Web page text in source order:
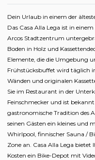
Dein Urlaub in einem der
Das Casa Alla Lega ist in
Arcos Stadtzentrum
Boden in Holz und
Elemente, die die Umgebung
Frühstücksbuffet wird täglich
Wänden und originalen
Sie im Restaurant in der
Feinschmecker und ist bekannt
gastronomische Tradition des
seinen Gästen ein kleines und
Whirlpool, finnischer Sauna /
Zone an. Casa Alla Lega
Kosten ein Bike-Depot mit